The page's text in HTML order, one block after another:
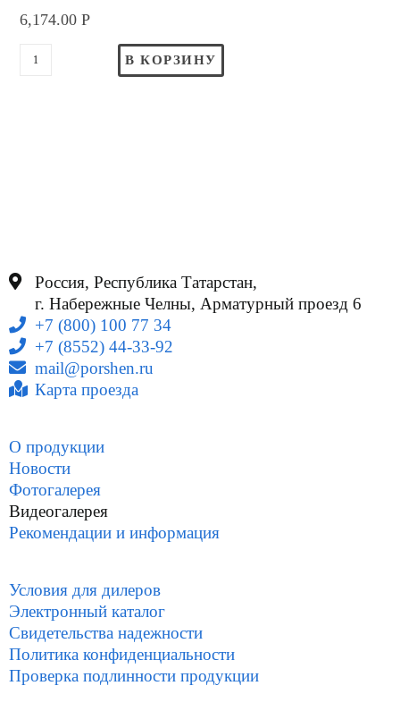
6,174.00Р
В КОРЗИНУ
Россия, Республика Татарстан,
г. Набережные Челны, Арматурный проезд 6
+7 (800) 100 77 34
+7 (8552) 44-33-92
mail@porshen.ru
Карта проезда
О продукции
Новости
Фотогалерея
Видеогалерея
Рекомендации и информация
Условия для дилеров
Электронный каталог
Свидетельства надежности
Политика конфиденциальности
Проверка подлинности продукции